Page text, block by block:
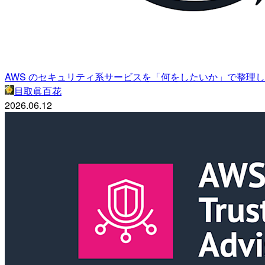
AWS のセキュリティ系サービスを「何をしたいか」で整理
目取眞百花
2026.06.12